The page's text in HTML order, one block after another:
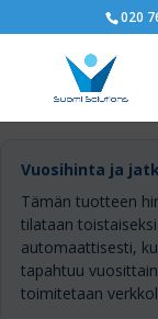
020
Vuosihinta ja
Tämän tuotteen
tilataan
automaattisesti,
tapahtuu
toimitetaan